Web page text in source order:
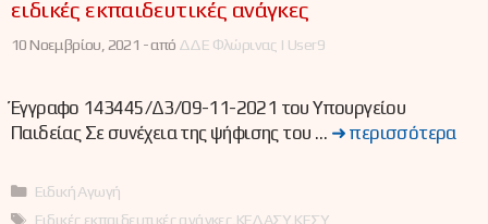
ειδικές εκπαιδευτικές ανάγκες
10 Νοεμβρίου, 2021 -από ΔΔΕ Φλώρινας | User9
Έγγραφο 143445/Δ3/09-11-2021 του Υπουργείου
Παιδείας Σε συνέχεια της ψήφισης του … ➜ περισσότερα
Κατηγορίες
Ειδική Αγωγή
Ετικέτες
Ειδικές εκπαιδευτικές ανάγκες ΚΕΔΑΣΥ ΚΕΣΥ